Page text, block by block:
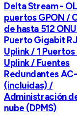
Delta Stream -
puertos GPON /
de hasta 512
Puerto Gigabit
Uplink / 1 Puertos
Uplink / Fuentes
Redundantes
(incluidas) /
Administración
nube (DPMS)